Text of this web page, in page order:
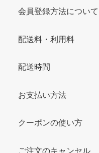
会員登録方法について
配送料・利用料
配送時間
お支払い方法
クーポンの使い方
ご注文のキャンセル